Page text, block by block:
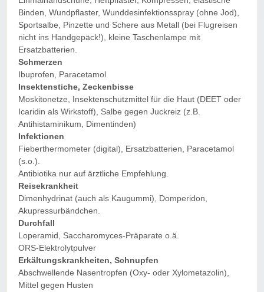
Binden, Wundpflaster, Wunddesinfektionsspray (ohne Jod),
Sportsalbe, Pinzette und Schere aus Metall (bei Flugreisen
nicht ins Handgepäck!), kleine Taschenlampe mit
Ersatzbatterien.
Schmerzen
Ibuprofen, Paracetamol
Insektenstiche, Zeckenbisse
Moskitonetze, Insektenschutzmittel für die Haut (DEET oder
Icaridin als Wirkstoff), Salbe gegen Juckreiz (z.B.
Antihistaminikum, Dimentinden)
Infektionen
Fieberthermometer (digital), Ersatzbatterien, Paracetamol
(s.o.).
Antibiotika nur auf ärztliche Empfehlung.
Reisekrankheit
Dimenhydrinat (auch als Kaugummi), Domperidon,
Akupressurbändchen.
Durchfall
Loperamid, Saccharomyces-Präparate o.ä.
ORS-Elektrolytpulver
Erkältungskrankheiten, Schnupfen
Abschwellende Nasentropfen (Oxy- oder Xylometazolin),
Mittel gegen Husten